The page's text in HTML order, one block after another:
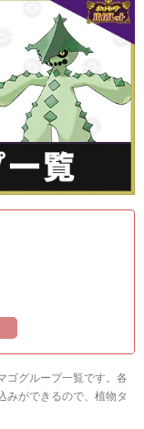
ゴグループ一覧です。各
みができるので、植物タ